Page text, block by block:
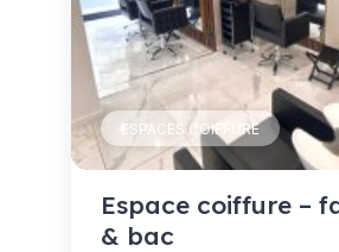
ESPACES COIFFURE
Espace coiffure –
& bac